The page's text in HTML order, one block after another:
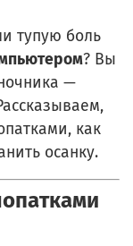
тупую боль
? Вы
—
как
осанку.